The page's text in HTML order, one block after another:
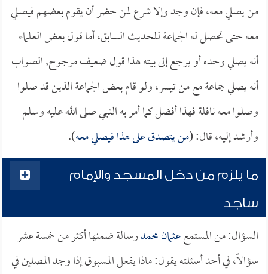
من يصلي معه، فإن وجد وإلا شرع لمن حضر أن يقوم بعضهم فيصلي
معه حتى تحصل له الجماعة للحديث السابق، أما قول بعض العلماء
أنه يصلي وحده أو يرجع إلى بيته هذا قول ضعيف مرجوح, الصواب
أنه يصلي جماعة مع من تيسر، ولو قام بعض الجماعة الذين قد صلوا
وصلوا معه نافلة فهذا أفضل كما أمر به النبي صلى الله عليه وسلم
وأرشد إليه، قال: (من يتصدق على هذا فيصلي معه).
ما يلزم من دخل المسجد والإمام
ساجد
السؤال: من المستمععثمان محمدرسالة ضمنها أكثر من خمسة عشر
سؤالاً، في أحد أسئلته يقول: ماذا يفعل المسبوق إذا وجد المصلين في